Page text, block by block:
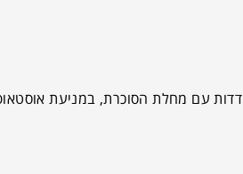
עם מחלת הסוכרת, במניעת